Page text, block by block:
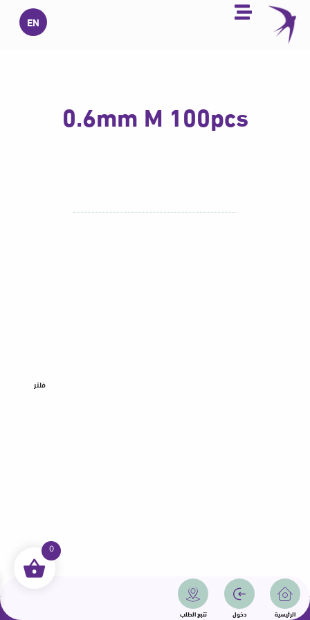
تخطي
المحتوى
EN
الرئيسية دخول تتبع الطلب
0.6mm M 100pcs
فلتر
جميع الحقوق محفوظة | سمامة 2025 | دولة قطر
0